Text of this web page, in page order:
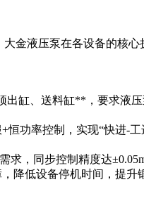
金液压泵在各设备的核
出缸、送料缸**，要求液
功率控制，实现“快进-
，同步控制精度达
降低设备停机时间，提升